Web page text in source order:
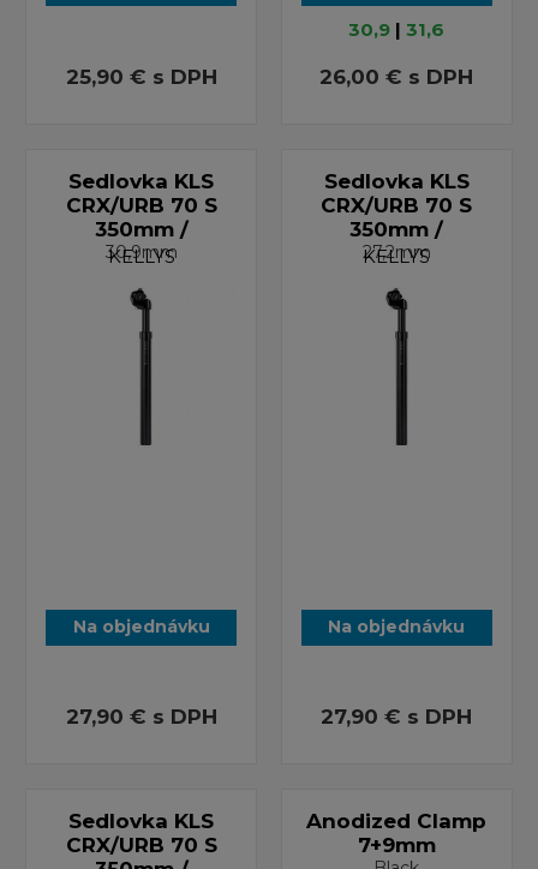
25,90 € s DPH
30,9 |31,6
26,00 € s DPH
Sedlovka KLS
CRX/URB 70 S
350mm /
30,9mm
KELLYS
Na objednávku
27,90 € s DPH
Sedlovka KLS
CRX/URB 70 S
350mm /
27,2mm
KELLYS
Na objednávku
27,90 € s DPH
Sedlovka KLS
CRX/URB 70 S
Anodized Clamp
7+9mm